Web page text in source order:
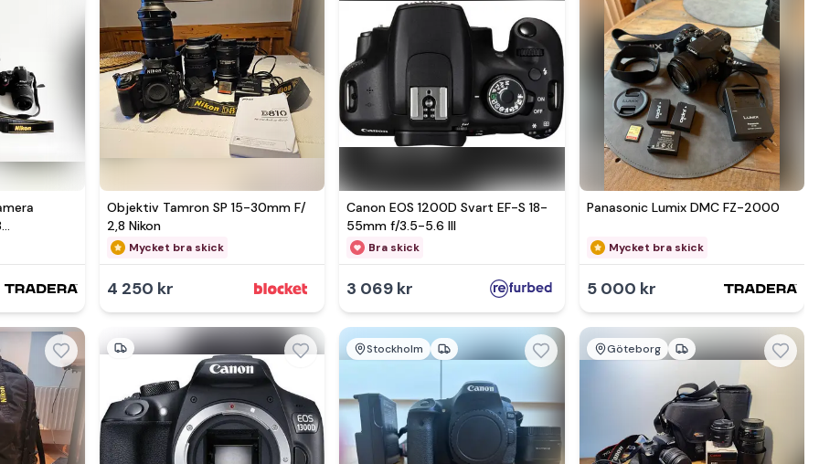
Se mer hos Se mer hos
Objektiv Tamron SP 15-30mm F/
2,8 Nikon
Mycket bra skick
4 250 kr
Canon EOS 1200D Svart EF-S 18-
55mm f/3.5-5.6 III
Bra skick
3 069 kr
Panasonic Lumix DMC FZ-2000
Mycket bra skick
5 000 kr
Se mer hos
Stockholm Göteborg